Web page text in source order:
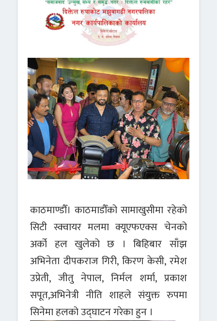
काठमाण्डौँ। काठमाडौँको सामाखुसीमा रहेको
सिटी स्क्वायर मलमा क्यूएफएक्स चेनको
अर्को हल खुलेको छ । बिहिबार साँझ
अभिनेता दीपकराज गिरी, किरण केसी, रमेश
उप्रेती, जीतु नेपाल, निर्मल शर्मा, प्रकाश
सपूत,अभिनेत्री नीति शाहले संयुक्त रुपमा
सिनेमा हलको उद्घाटन गरेका हुन ।